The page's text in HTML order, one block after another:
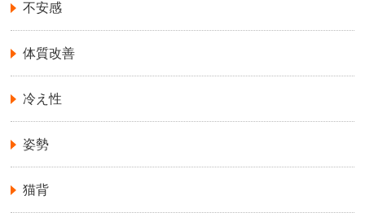
不安感
体質改善
冷え性
姿勢
猫背